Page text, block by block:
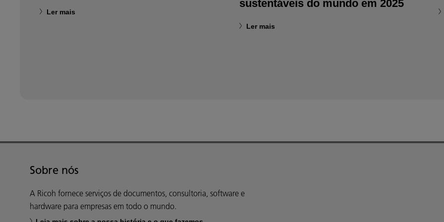
Ler mais
sustentáveis do mundo em 2025
Ler mais
Sobre nós
A Ricoh fornece serviços de documentos, consultoria, software e
hardware para empresas em todo o mundo.